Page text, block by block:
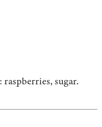
sugar.